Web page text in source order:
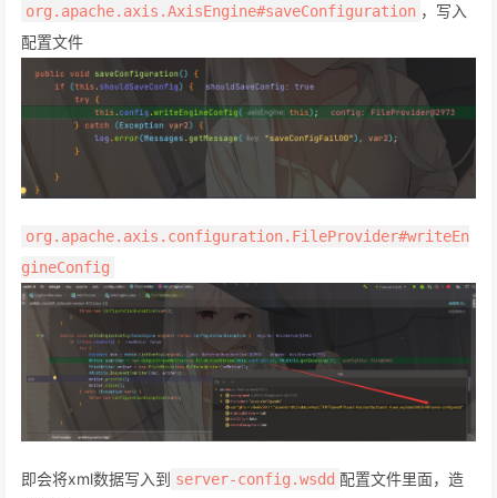
org.apache.axis.AxisEngine#saveConfiguration ，写入
配置文件
org.apache.axis.configuration.FileProvider#writeEn
gineConfig
即会将xml数据写入到 server-config.wsdd 配置文件里面，造